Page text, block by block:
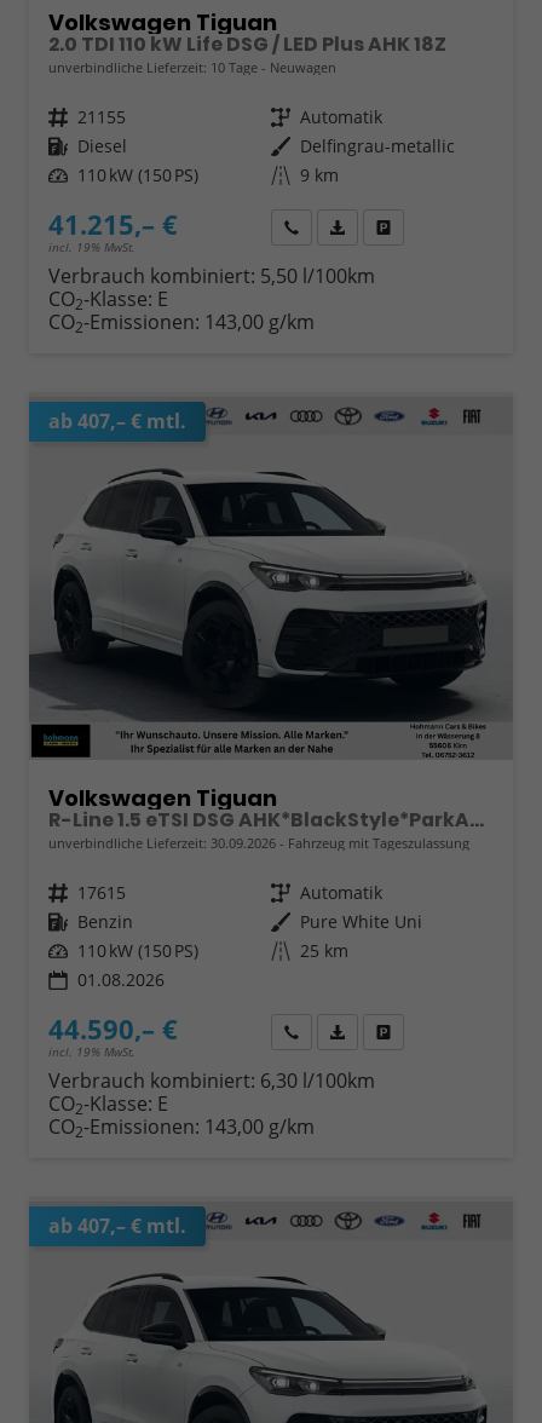
Volkswagen Tiguan
2.0 TDI 110 kW Life DSG / LED Plus AHK 18Z
unverbindliche Lieferzeit: 10 Tage Neuwagen
Fahrzeugnr. 21155 Getriebe Automatik
Kraftstoff Diesel Außenfarbe Delfingrau-metallic
Leistung 110 kW (150 PS) Kilometerstand 9 km
41.215,– €
incl. 19% MwSt.
Wir rufen Sie anFahrzeugexposé (PDF)
Verbrauch kombiniert: 5,50 l/100km
CO2-Klasse: E
CO2-Emissionen: 143,00 g/km
ab 407,– € mtl.
Volkswagen Tiguan
R-Line 1.5 eTSI DSG AHK*BlackStyle*ParkAsstPro*360° Kamera*Android Auto*Navi*SHZ*Matrix*HUD
unverbindliche Lieferzeit: 30.09.2026 Fahrzeug mit Tageszulassung
Fahrzeugnr. 17615 Getriebe Automatik
Kraftstoff Benzin Außenfarbe Pure White Uni
Leistung 110 kW (150 PS) Kilometerstand 25 km
01.08.2026
44.590,– €
incl. 19% MwSt.
Wir rufen Sie anFahrzeugexposé (PDF)
Verbrauch kombiniert: 6,30 l/100km
CO2-Klasse: E
CO2-Emissionen: 143,00 g/km
ab 407,– € mtl.